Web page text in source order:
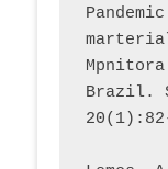
Brazil.